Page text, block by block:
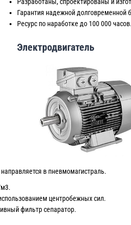
Разработаны, спроектированы и
Гарантия надежной долговременной
Ресурс по наработке до 100 000 часов.
Электродвигатель
в пневмомагистраль.
центробежных сил.
фильтр сепаратор.